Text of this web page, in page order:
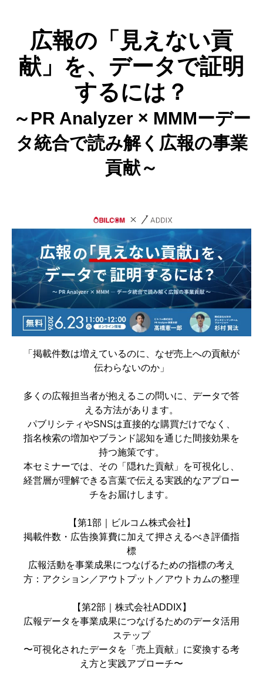
広報の「見えない貢
献」を、データで証明
するには？
～PR Analyzer × MMMーデー
タ統合で読み解く広報の事業
貢献～
「掲載件数は増えているのに、なぜ売上への貢献が
伝わらないのか」
多くの広報担当者が抱えるこの問いに、データで答
える方法があります。
パブリシティやSNSは直接的な購買だけでなく、
指名検索の増加やブランド認知を通じた間接効果を
持つ施策です。
本セミナーでは、その「隠れた貢献」を可視化し、
経営層が理解できる言葉で伝える実践的なアプロー
チをお届けします。
【第1部｜ビルコム株式会社】
掲載件数・広告換算費に加えて押さえるべき評価指
標
広報活動を事業成果につなげるための指標の考え
方：アクション／アウトプット／アウトカムの整理
【第2部｜株式会社ADDIX】
広報データを事業成果につなげるためのデータ活用
ステップ
〜可視化されたデータを「売上貢献」に変換する考
え方と実践アプローチ〜